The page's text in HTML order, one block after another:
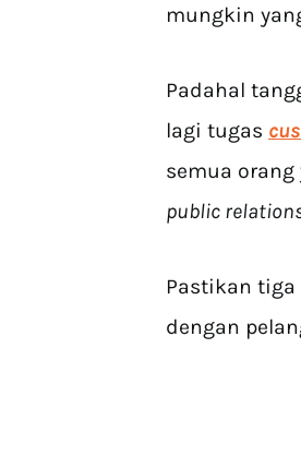
mungkin
Padahal
lagi tugas
semua
public
Pastikan
dengan